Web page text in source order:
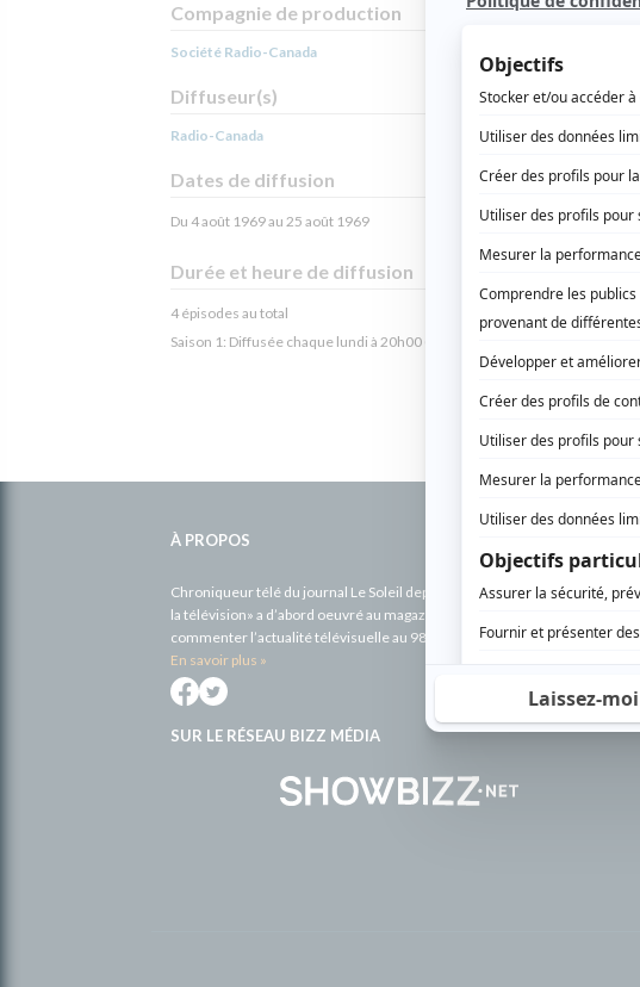
Compagnie de production
Société Radio-Canada
Diffuseur(s)
Radio-Canada
Dates de diffusion
Du 4 août 1969 au 25 août 1969
Durée et heure de diffusion
4 épisodes au total
Saison 1: Diffusée chaque lundi à 20h00
À PROPOS
Chroniqueur télé du journal Le Soleil depuis 2001, Richard Therrien
la télévision» a d’abord oeuvré au magazine TV Hebdo de 1996 à 2001.
commenter l’actualité télévisuelle au 98,5.
En savoir plus »
SUR LE RÉSEAU BIZZ MÉDIA